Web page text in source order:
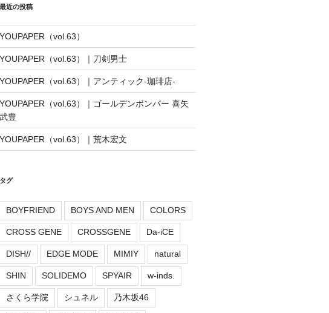
ー
最近の投稿
YOUPAPER（vol.63）
YOUPAPER（vol.63）｜刀剣男士
YOUPAPER（vol.63）｜アンティック-珈琲店-
YOUPAPER（vol.63）｜ゴールデンボンバー 喜矢
武豊
YOUPAPER（vol.63）｜荒木宏文
タグ
BOYFRIEND BOYS AND MEN COLORS
CROSS GENE CROSSGENE Da-iCE
DISH// EDGE MODE MIMIY natural
SHIN SOLIDEMO SPYAIR w-inds.
さくら学院 シュネル 乃木坂46